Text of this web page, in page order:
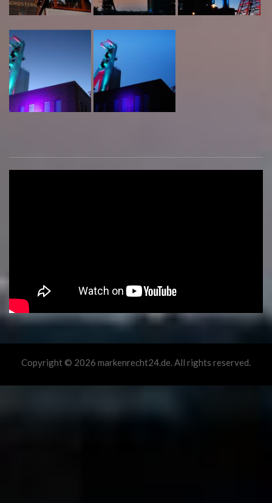
Copyright © 2026 markenrecht24.de. All rights reserved.